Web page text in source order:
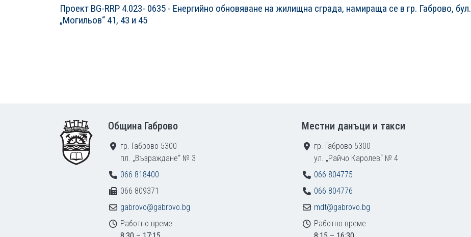
Проект BG-RRP 4.023- 0635 - Енергийно обновяване на жилищна сграда, намираща се в гр. Габрово, бул.
„Могильов“ 41, 43 и 45
Община Габрово
гр. Габрово 5300
пл. „Възраждане“ № 3
066 818400
066 809371
gabrovo@gabrovo.bg
Работно време
Местни данъци и такси
гр. Габрово 5300
ул. „Райчо Каролев“ № 4
066 804775
066 804776
mdt@gabrovo.bg
Работно време